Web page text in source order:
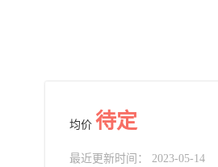
均价 待定
最近更新时间： 2023-05-14